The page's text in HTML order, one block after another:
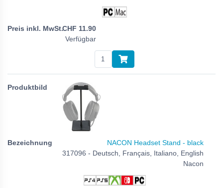
CHF 11.90
Verfügbar
NACON Headset Stand - black
317096 - Deutsch, Français, Italiano, English
Nacon